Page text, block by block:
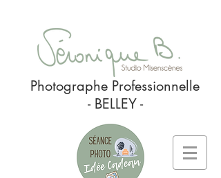
Photographe Professionnelle
- BELLEY -